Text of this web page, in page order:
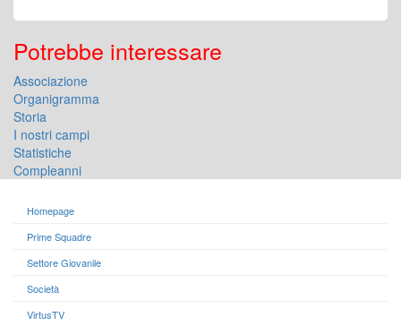
Potrebbe interessare
Associazione
Organigramma
Storia
I nostri campi
Statistiche
Compleanni
Homepage
Prime Squadre
Settore Giovanile
Società
VirtusTV